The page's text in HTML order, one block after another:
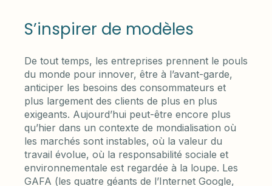
S’inspirer de modèles
De tout temps, les entreprises prennent le pouls
du monde pour innover, être à l’avant-garde,
anticiper les besoins des consommateurs et
plus largement des clients de plus en plus
exigeants. Aujourd’hui peut-être encore plus
qu’hier dans un contexte de mondialisation où
les marchés sont instables, où la valeur du
travail évolue, où la responsabilité sociale et
environnementale est regardée à la loupe. Les
GAFA (les quatre géants de l’Internet Google,